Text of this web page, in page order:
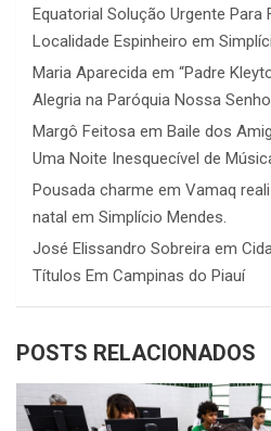
Equatorial Solução Urgente Para
Localidade Espinheiro em
Maria Aparecida em “Padre
Alegria na Paróquia Nossa
Margô Feitosa em Baile dos
Uma Noite Inesquecível de
Pousada charme em Vamaq
natal em Simplício Mendes.
José Elissandro Sobreira em
Títulos Em Campinas do Piauí
POSTS RELACIONADOS